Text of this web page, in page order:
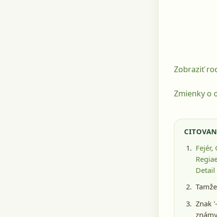
Zobraziť
Zmienky o
Fejér,
Detail
Znak